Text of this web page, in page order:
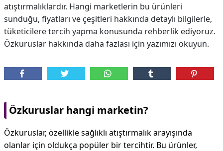
atıştırmalıklardır. Hangi marketlerin bu ürünleri
sunduğu, fiyatları ve çeşitleri hakkında detaylı bilgilerle,
tüketicilere tercih yapma konusunda rehberlik ediyoruz.
Özkuruslar hakkında daha fazlası için yazımızı okuyun.
Özkuruslar hangi marketin?
Özkuruslar, özellikle sağlıklı atıştırmalık arayışında
olanlar için oldukça popüler bir tercihtir. Bu ürünler,